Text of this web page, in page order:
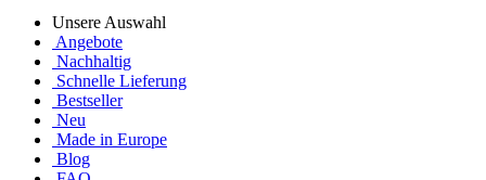
Unsere Auswahl
Angebote
Nachhaltig
Schnelle Lieferung
Bestseller
Neu
Made in Europe
Blog